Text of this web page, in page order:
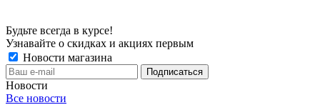
Будьте всегда в курсе!
Узнавайте о скидках и акциях первым
Новости магазина
Новости
Все новости